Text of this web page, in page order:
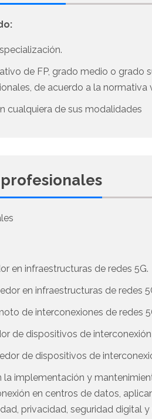
de FP, grado medio o grado
de acuerdo a la normativa
cualquiera de sus modalidades
en infraestructuras de redes 5G.
en infraestructuras de redes
de interconexiones de redes
de dispositivos de interconexión
de dispositivos de
la implementación y
en centros de datos,
privacidad, seguridad digital